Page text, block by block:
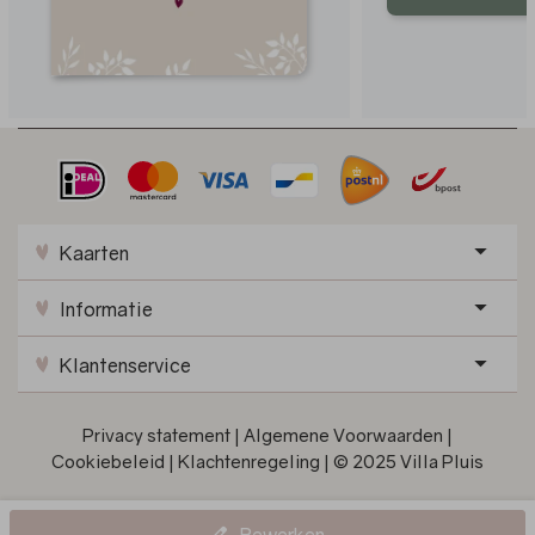
Kaarten
Informatie
Klantenservice
Privacy statement | Algemene Voorwaarden |
Cookiebeleid | Klachtenregeling | © 2025 Villa Pluis